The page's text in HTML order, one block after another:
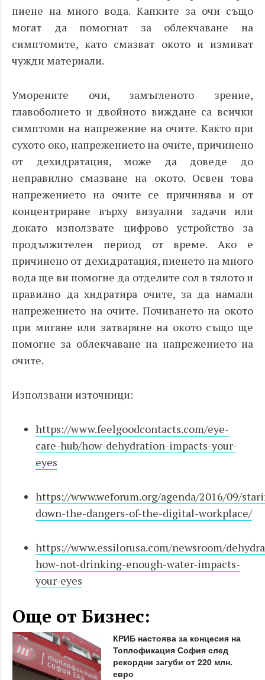
пиене на много вода. Капките за очи също
могат да помогнат за облекчаване на
симптомите, като смазват окото и измиват
чужди материали.
Уморените очи, замъгленото зрение,
главоболието и двойното виждане са всички
симптоми на напрежение на очите. Както при
сухото око, напрежението на очите, причинено
от дехидратация, може да доведе до
неправилно смазване на окото. Освен това
напрежението на очите се причинява и от
концентриране върху визуални задачи или
докато използвате цифрово устройство за
продължителен период от време. Ако е
причинено от дехидратация, пиенето на много
вода ще ви помогне да отделите сол в тялото и
правилно да хидратира очите, за да намали
напрежението на очите. Почиването на окото
при мигане или затваряне на окото също ще
помогне за облекчаване на напрежението на
очите.
Използвани източници:
https://www.feelgoodcontacts.com/eye-
care-hub/how-dehydration-impacts-your-
eyes
https://www.weforum.org/agenda/2016/09/
down-the-dangers-of-the-digital-workplace/
https://www.essilorusa.com/newsroom/
how-not-drinking-enough-water-impacts-
your-eyes
Още от Бизнес:
КРИБ настоява за концесия на
Топлофикация София след
рекордни загуби от 220 млн.
евро